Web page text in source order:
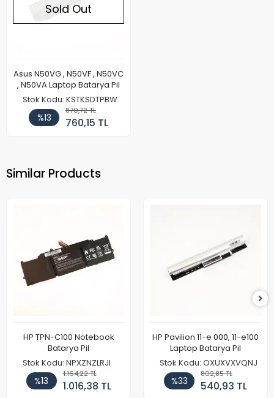
Sold Out
Asus N50VG , N50VF , N50VC
, N50VA Laptop Batarya Pil
Stok Kodu: KSTKSDTPBW
%13
870,72 TL
760,15 TL
Similar Products
HP TPN-C100 Notebook
Batarya Pil
Stok Kodu: NPXZNZLRJI
%13
1.164,22 TL
1.016,38 TL
HP Pavilion 11-e 000, 11-e100
Laptop Batarya Pil
Stok Kodu: OXUXVXVQNJ
%33
802,85 TL
540,93 TL